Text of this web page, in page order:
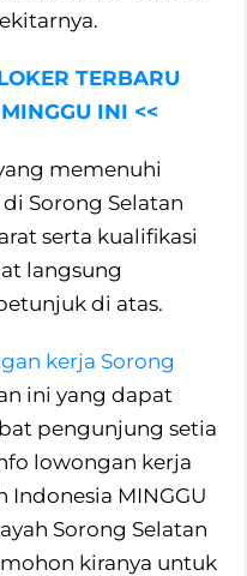
TERBARU
INI <<
memenuhi
Sorong Selatan
serta kualifikasi
langsung
di atas.
kerja Sorong
ini yang dapat
pengunjung setia
lowongan kerja
MINGGU
Sorong Selatan
kiranya untuk